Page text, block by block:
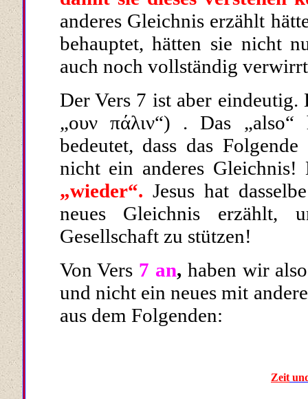
anderes Gleichnis erzählt
behauptet, hätten sie nicht
auch noch vollständig
Der Vers 7 ist aber eindeutig.
„ουν πάλιν“) . Das „also“
bedeutet, dass das
nicht ein anderes Gleichnis!
„wieder“. Jesus hat
neues Gleichnis
Gesellschaft zu stützen!
Von Vers 7 an, haben wir
und nicht ein neues mit
aus dem Folgenden:
Zeit